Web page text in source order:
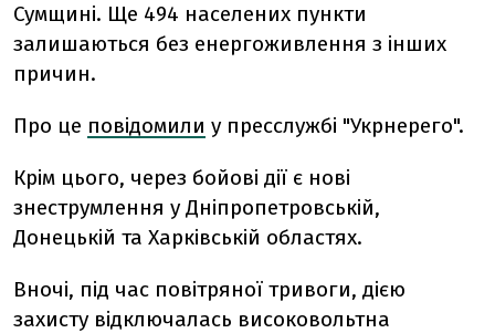
Сумщині. Ще 494 населених пункти
залишаються без енергоживлення з інших
причин.
Про це повідомили у пресслужбі "Укрнерего".
Крім цього, через бойові дії є нові
знеструмлення у Дніпропетровській,
Донецькій та Харківській областях.
Вночі, під час повітряної тривоги, дією
захисту відключалась високовольтна